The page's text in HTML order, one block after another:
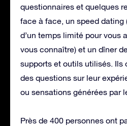
questionnaires et quelques
face à face, un speed dating
d’un temps limité pour vous
vous connaître) et un dîner
supports et outils utilisés. Ils
des questions sur leur
ou sensations générées par
Près de 400 personnes ont